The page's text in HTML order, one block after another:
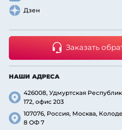
Дзен
Заказать
НАШИ АДРЕСА
426008, Удмуртская
172, офис 203
107076, Россия, Москва,
8 ОФ 7